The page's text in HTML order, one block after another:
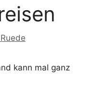
kann mal ganz